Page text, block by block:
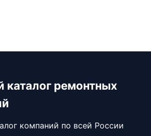
каталог ремонтных
компаний по всей России